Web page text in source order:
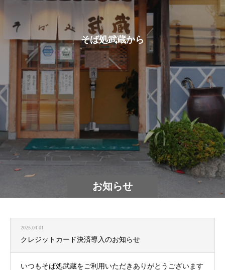
お知らせ
そば処 武蔵か
ら
お知
2025.04.01
クレジットカード決済導入のお知らせ
いつもそば処武蔵をご利用いただきありがとうございます